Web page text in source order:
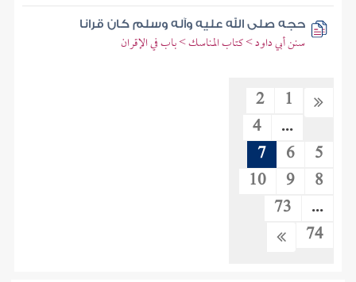
حجه صلى الله عليه وآله وسلم كان قرانا
سنن أبي داود > كتاب المناسك > باب في الإقران
1
2
...
4
5
6
7
8
9
10
...
73
74